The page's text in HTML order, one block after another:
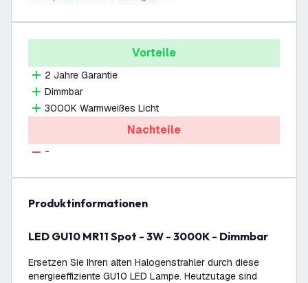
Vorteile
2 Jahre Garantie
Dimmbar
3000K Warmweißes Licht
Nachteile
-
Produktinformationen
LED GU10 MR11 Spot - 3W - 3000K - Dimmbar
Ersetzen Sie Ihren alten Halogenstrahler durch diese
energieeffiziente GU10 LED Lampe. Heutzutage sind